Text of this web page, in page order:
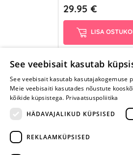
29.95 €
LISA
See veebisait kasutab
See veebisait kasutab kasutajakogemuse
Meie veebisaiti kasutades nõustute
kõikide küpsistega. Privaatsuspoliitika
HÄDAVAJALIKUD KÜPSISED
REKLAAMKÜPSISED